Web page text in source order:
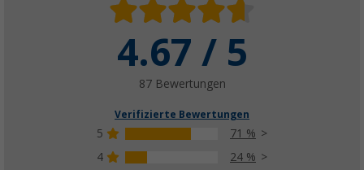
4.67 / 5
87 Bewertungen
Verifizierte Bewertungen
5
71 %
4
24 %